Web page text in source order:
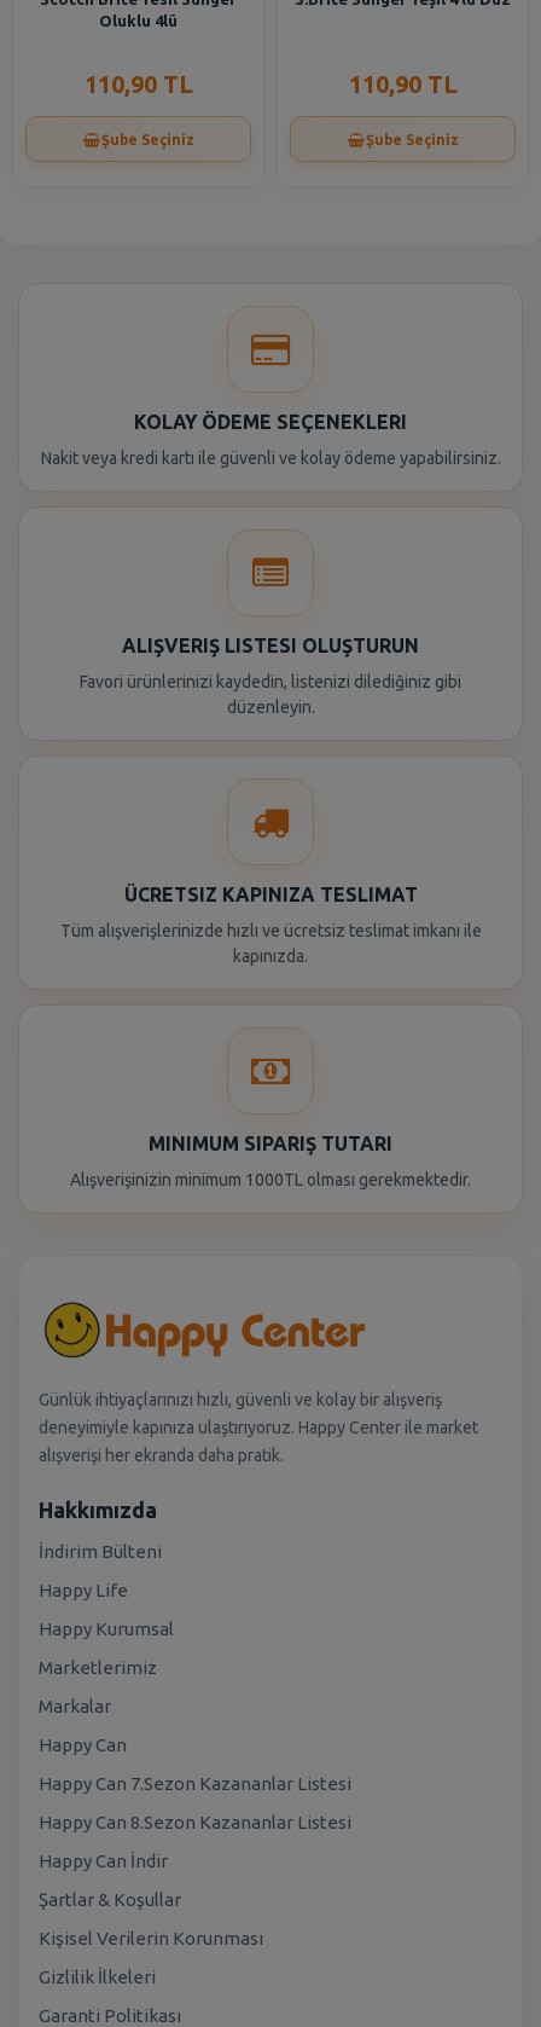
Oluklu 4lü
110,90 TL
Şube Seçiniz
110,90 TL
Şube Seçiniz
KOLAY ÖDEME SEÇENEKLERI
Nakit veya kredi kartı ile güvenli ve kolay ödeme yapabilirsiniz.
ALIŞVERIŞ LISTESI OLUŞTURUN
Favori ürünlerinizi kaydedin, listenizi dilediğiniz gibi
düzenleyin.
ÜCRETSIZ KAPINIZA TESLIMAT
Tüm alışverişlerinizde hızlı ve ücretsiz teslimat imkanı ile
kapınızda.
MINIMUM SIPARIŞ TUTARI
Alışverişinizin minimum 1000TL olması gerekmektedir.
Günlük ihtiyaçlarınızı hızlı, güvenli ve kolay bir alışveriş
deneyimiyle kapınıza ulaştırıyoruz. Happy Center ile market
alışverişi her ekranda daha pratik.
Hakkımızda
İndirim Bülteni
Happy Life
Happy Kurumsal
Marketlerimiz
Markalar
Happy Can
Happy Can 7.Sezon Kazananlar Listesi
Happy Can 8.Sezon Kazananlar Listesi
Happy Can İndir
Şartlar & Koşullar
Kişisel Verilerin Korunması
Gizlilik İlkeleri
Garanti Politikası